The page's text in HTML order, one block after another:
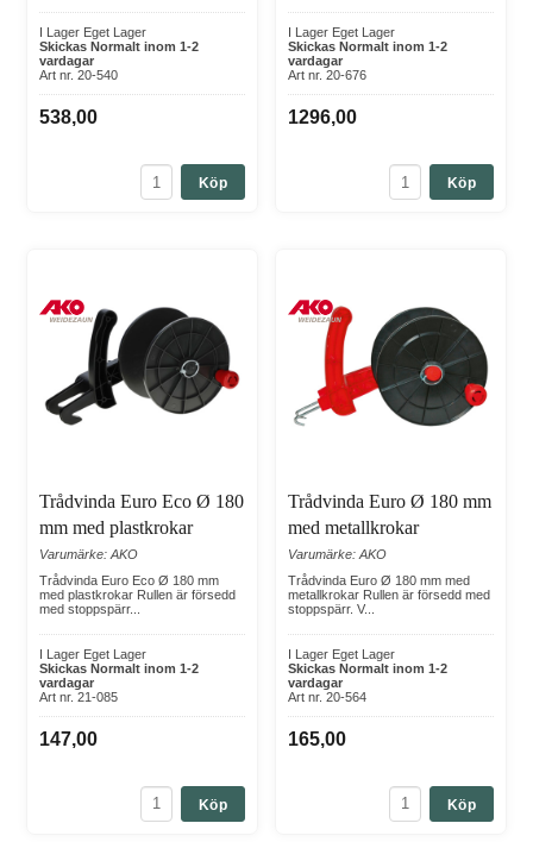
trådvindans användningsområde och önskad hållbarhet.
Plasttrådvindor är oftast lättare och enklare att hantera,
medan metalltrådvindor är mer robusta och tåliga.
Är trådvindor lämpliga för alla typer av elstängseltråd?
Trådvindor är generellt lämpliga för de flesta typer av
produktbeskrivningen och tillverkarens rekommendationer för
att försäkra dig om att trådvindan passar din specifika
I Lager Eget Lager
Skickas Normalt inom 1-2
vardagar
Art nr. 20-540
538,00
Köp
I Lager Eget Lager
Skickas Normalt inom 1-2
vardagar
Art nr. 20-676
1296,00
Köp
Trådvinda Euro Eco Ø 180
mm med plastkrokar
Varumärke: AKO
Trådvinda Euro Eco Ø 180 mm
med plastkrokar Rullen är försedd
med stoppspärr...
I Lager Eget Lager
Skickas Normalt inom 1-2
vardagar
Art nr. 21-085
147,00
Köp
Trådvinda Euro Ø 180 mm
med metallkrokar
Varumärke: AKO
Trådvinda Euro Ø 180 mm med
metallkrokar Rullen är försedd med
stoppspärr. V...
I Lager Eget Lager
Skickas Normalt inom 1-2
vardagar
Art nr. 20-564
165,00
Köp